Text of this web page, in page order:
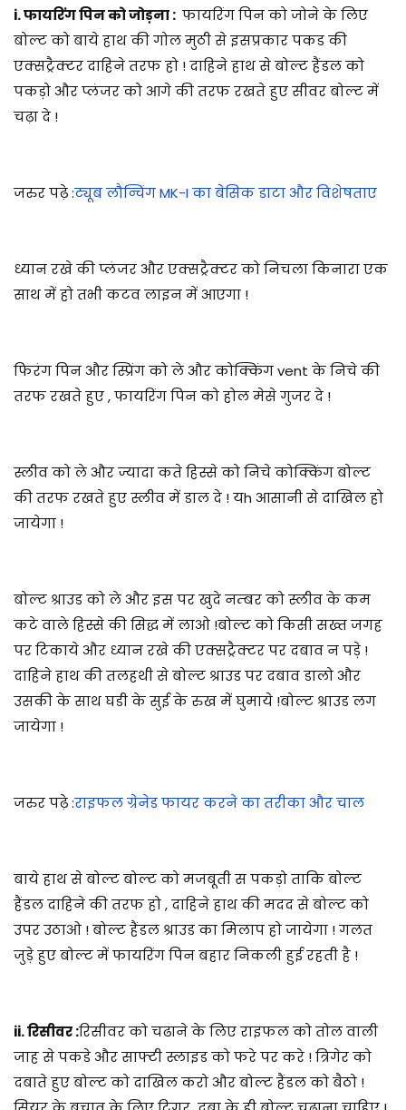
i. फायरिंग पिन को जोड़ना : फायरिंग पिन को जोने के लिए
बोल्ट को बाये हाथ की गोल मुठी से इसप्रकार पकड की
एक्सट्रैक्टर दाहिने तरफ हो ! दाहिने हाथ से बोल्ट हैंडल को
पकड़ो और प्लंजर को आगे की तरफ रखते हुए सीवर बोल्ट में
चढ़ा दे !
जरुर पढ़े :ट्यूब लौन्चिंग MK-I का बेसिक डाटा और विशेषताए
ध्यान रखे की प्लंजर और एक्सट्रैक्टर को निचला किनारा एक
साथ में हो तभी कटव लाइन में आएगा !
फिरंग पिन और स्प्रिंग को ले और कोक्किंग vent के निचे की
तरफ रखते हुए , फायरिंग पिन को होल मेसे गुजर दे !
स्लीव को ले और ज्यादा कते हिस्से को निचे कोक्किंग बोल्ट
की तरफ रखते हुए स्लीव में डाल दे ! यh आसानी से दाखिल हो
जायेगा !
बोल्ट श्राउड को ले और इस पर खुदे नम्बर को स्लीव के कम
कटे वाले हिस्से की सिद्ध में लाओ !बोल्ट को किसी सख्त जगह
पर टिकाये और ध्यान रखे की एक्सट्रैक्टर पर दबाव न पड़े !
दाहिने हाथ की तलहथी से बोल्ट श्राउड पर दबाव डालो और
उसकी के साथ घडी के सुई के रुख में घुमाये !बोल्ट श्राउड लग
जायेगा !
जरुर पढ़े :राइफल ग्रेनेड फायर करने का तरीका और चाल
बाये हाथ से बोल्ट बोल्ट को मजबूती स पकड़ो ताकि बोल्ट
हैंडल दाहिने की तरफ हो , दाहिने हाथ की मदद से बोल्ट को
उपर उठाओ ! बोल्ट हैंडल श्राउड का मिलाप हो जायेगा ! गलत
जुड़े हुए बोल्ट में फायरिंग पिन बहार निकली हुई रहती है !
ii. रिसीवर :रिसीवर को चढाने के लिए राइफल को तोल वाली
जाह से पकडे और साफ्टी स्लाइड को फरे पर करे ! त्रिगेर को
दबाते हुए बोल्ट को दाखिल करो और बोल्ट हैंडल को बैठो !